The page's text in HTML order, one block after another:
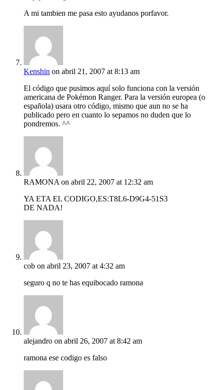
A mi tambien me pasa esto ayudanos porfavor.
Kenshin on abril 21, 2007 at 8:13 am
El código que pusimos aquí solo funciona con la versión
americana de Pokémon Ranger. Para la versión europea (o
española) usara otro código, mismo que aun no se ha
publicado pero en cuanto lo sepamos no duden que lo
pondremos. ^^
RAMONA on abril 22, 2007 at 12:32 am
YA ETA EL CODIGO,ES:T8L6-D9G4-51S3
DE NADA!
cob on abril 23, 2007 at 4:32 am
seguro q no te has equibocado ramona
alejandro on abril 26, 2007 at 8:42 am
ramona ese codigo es falso